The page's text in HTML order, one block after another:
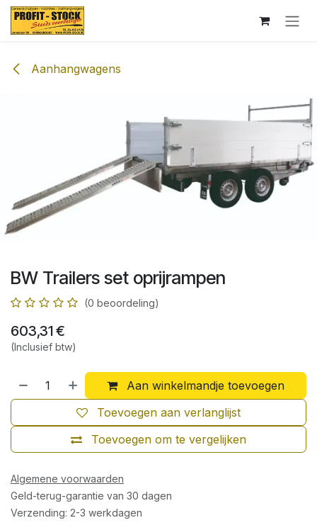
Overslaan naar inhoud
Aanhangwagens
BW Trailers set oprijrampen
(0 beoordeling)
603,31€
(Inclusief btw)
Aan winkelmandje toevoegen
Toevoegen om te vergelijken
Toevoegen aan verlanglijst
Algemene voorwaarden
Geld-terug-garantie van 30 dagen
Verzending: 2-3 werkdagen